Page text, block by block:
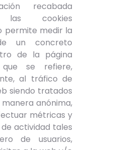
recabada
las cookies
permite medir la
un concreto
de la página
se refiere,
al tráfico de
siendo tratados
anónima,
métricas y
actividad tales
de usuarios,